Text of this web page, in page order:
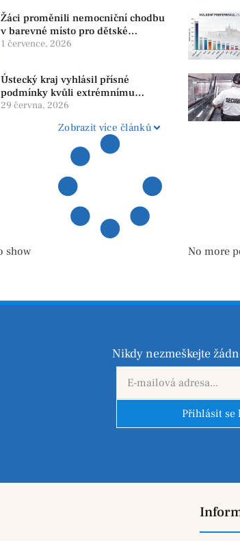
Žáci proměnili nemocniční chodbu
v barevné místo pro dětské
pacienty
1 července, 2026
Ústecký kraj vyhlásil přísné
podmínky kvůli extrémnímu
suchu. Platí zákaz ohňů i
29 června, 2026
Zobrazit více článků
show No more
Nikdy nezmeškejte
Přihlásit se